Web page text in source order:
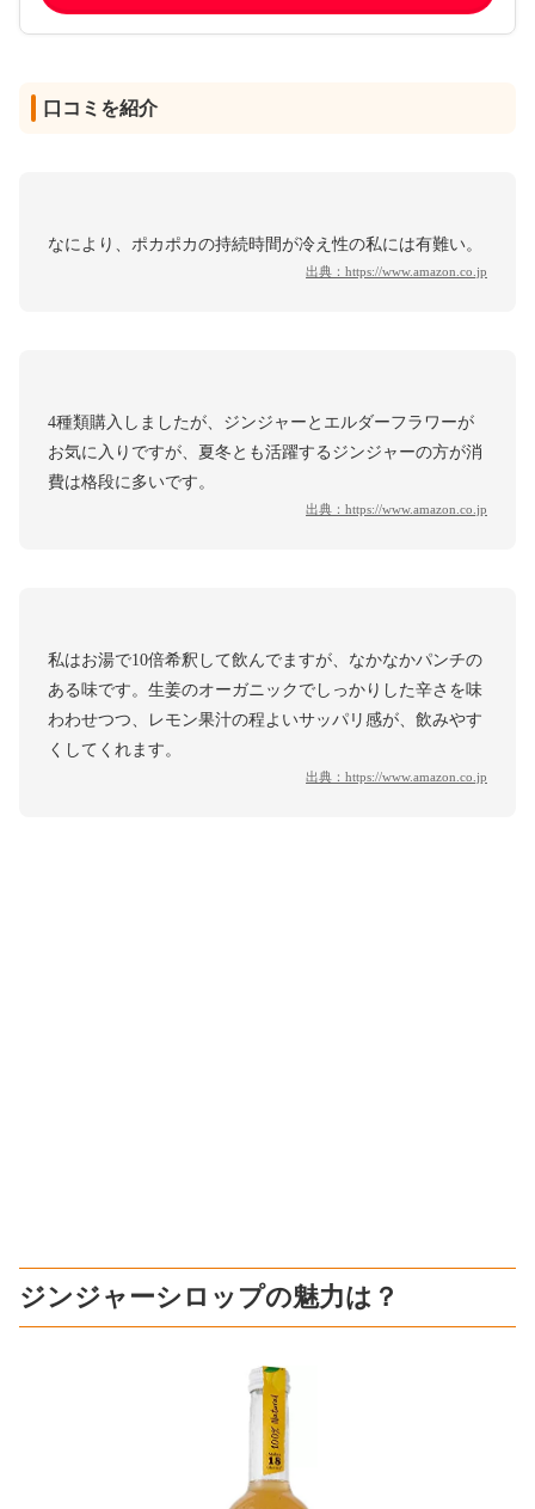
口コミを紹介
なにより、ポカポカの持続時間が冷え性の私には有難い。
出典： https://www.amazon.co.jp
4種類購入しましたが、ジンジャーとエルダーフラワーが
お気に入りですが、夏冬とも活躍するジンジャーの方が消
費は格段に多いです。
出典： https://www.amazon.co.jp
私はお湯で10倍希釈して飲んでますが、なかなかパンチの
ある味です。生姜のオーガニックでしっかりした辛さを味
わわせつつ、レモン果汁の程よいサッパリ感が、飲みやす
くしてくれます。
出典： https://www.amazon.co.jp
ジンジャーシロップの魅力は？